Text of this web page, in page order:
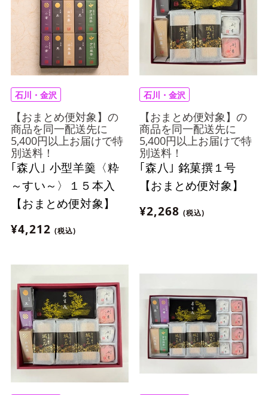
石川・金沢
【おまとめ便対象】の
商品を同一配送先に
5,400円以上お届けで特
別送料！
｢森八｣ 小型羊羹〈粋
～すい～〉１５本入
【おまとめ便対象】
¥4,212 (税込)
石川・金沢
【おまとめ便対象】の
商品を同一配送先に
5,400円以上お届けで特
別送料！
｢森八｣ 銘菓撰１号
【おまとめ便対象】
¥2,268 (税込)